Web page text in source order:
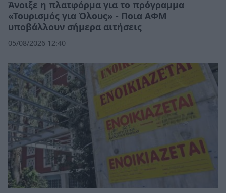
Άνοιξε η πλατφόρμα για το πρόγραμμα
«Τουρισμός για Όλους» - Ποια ΑΦΜ
υποβάλλουν σήμερα αιτήσεις
05/08/2026 12:40